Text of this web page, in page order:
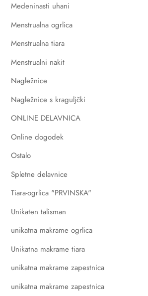
Medeninasti uhani
Menstrualna ogrlica
Menstrualna tiara
Menstrualni nakit
Nagležnice
Nagležnice s kraguljčki
ONLINE DELAVNICA
Online dogodek
Ostalo
Spletne delavnice
Tiara-ogrlica "PRVINSKA"
Unikaten talisman
unikatna makrame ogrlica
Unikatna makrame tiara
unikatna makrame zapestnica
unikatna makrame zapestnica